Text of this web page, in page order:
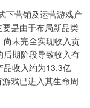
营销及运营游戏产
是由于布局新品类
未完全实现收入贡
期阶段导致收入有
品收入约为13.3亿
戏已进入其生命周